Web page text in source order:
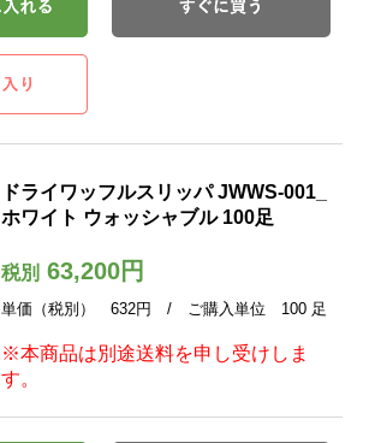
ドライワッフルスリッパ JWWS-001_
ホワイト ウォッシャブル 100足
税別63,200円
単価（税別） 632円 / ご購入単位 100 足
※本商品は別途送料を申し受けしま
す。